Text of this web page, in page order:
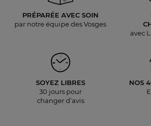
PRÉPARÉE AVEC SOIN
par notre équipe des Vosges
avec
SOYEZ LIBRES
30 jours pour
changer d’avis
NOS